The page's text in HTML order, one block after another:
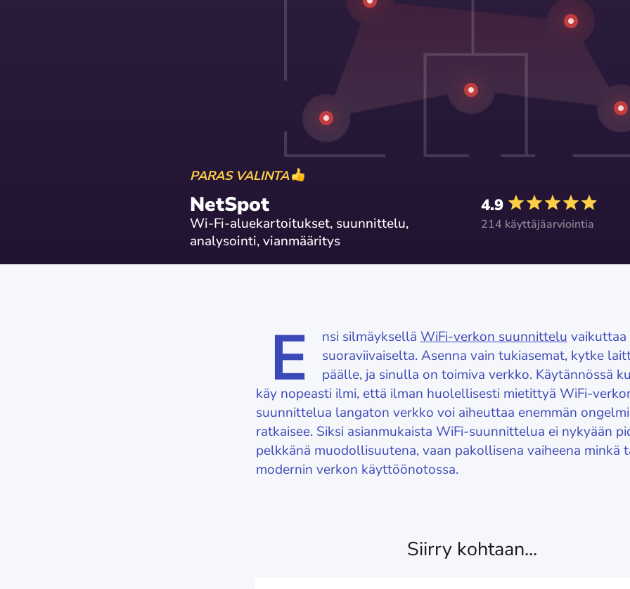
PARAS VALINTA
NetSpot
Wi-Fi-aluekartoitukset, suunnittelu,
analysointi, vianmääritys
4.9
214 käyttäjäarviointia
E nsi silmäyksellä WiFi-verkon suunnittelu vaikuttaa
suoraviivaiselta. Asenna vain tukiasemat, kytke
päälle, ja sinulla on toimiva verkko. Käytännössä
käy nopeasti ilmi, että ilman huolellisesti mietittyä WiFi-
suunnittelua langaton verkko voi aiheuttaa enemmän
ratkaisee. Siksi asianmukaista WiFi-suunnittelua ei nykyään
pelkkänä muodollisuutena, vaan pakollisena vaiheena minkä
modernin verkon käyttöönotossa.
Siirry kohtaan...